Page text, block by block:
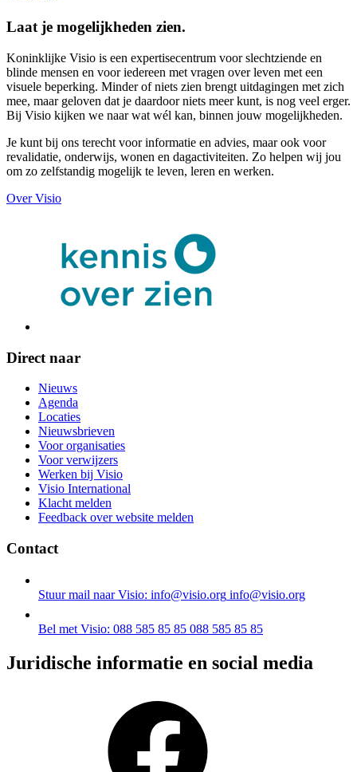
Laat je mogelijkheden zien.
Koninklijke Visio is een expertisecentrum voor slechtziende en
blinde mensen en voor iedereen met vragen over leven met een
visuele beperking. Minder of niets zien brengt uitdagingen met zich
mee, maar geloven dat je daardoor niets meer kunt, is nog veel erger.
Bij Visio kijken we naar wat wél kan, binnen jouw mogelijkheden.
Je kunt bij ons terecht voor informatie en advies, maar ook voor
revalidatie, onderwijs, wonen en dagactiviteiten. Zo helpen wij jou
om zo zelfstandig mogelijk te leven, leren en werken.
Over Visio
Direct naar
Nieuws
Agenda
Locaties
Nieuwsbrieven
Voor organisaties
Voor verwijzers
Werken bij Visio
Visio International
Klacht melden
Feedback over website melden
Contact
Stuur mail naar Visio: info@visio.org info@visio.org
Bel met Visio: 088 585 85 85 088 585 85 85
Juridische informatie en social media